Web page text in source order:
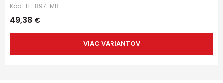
Kód: TE-897-MB
49,38 €
VIAC VARIANTOV